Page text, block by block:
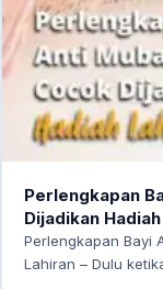
Perlengkapan
Dijadikan
Perlengkapan Bayi
Lahiran – Dulu